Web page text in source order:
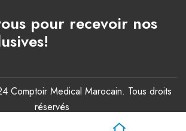
pour recevoir nos
Comptoir Medical Marocain. Tous droits
réservés